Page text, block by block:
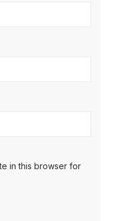
in this browser for